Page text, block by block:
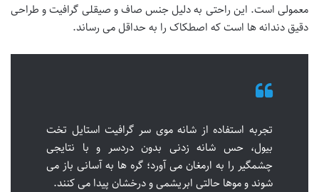
معمولی است. این راحتی به دلیل جنس صاف و صیقلی گرافیت و طراحی
دقیق دندانه ها است که اصطکاک را به حداقل می رساند.
تجربه استفاده از شانه موی سر گرافیت استایل تخت
بیول، حس شانه زدنی بدون دردسر و با نتایجی
چشمگیر را به ارمغان می آورد؛ گره ها به آسانی باز می
شوند و موها حالتی ابریشمی و درخشان پیدا می کنند.